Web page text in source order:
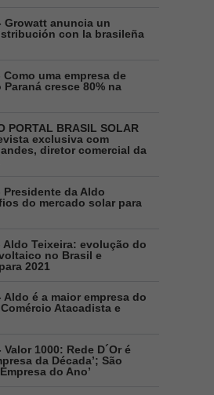
Growatt anuncia un
con la brasileña
Como uma empresa de
cresce 80% na
PORTAL BRASIL SOLAR
exclusiva com
diretor comercial da
Presidente da Aldo
do mercado solar para
Aldo Teixeira: evolução do
no Brasil e
2021
Aldo é a maior empresa do
Atacadista e
Valor 1000: Rede D´Or é
da Década’; São
do Ano’